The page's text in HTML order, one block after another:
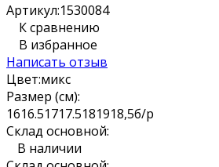
Артикул:1530084
К сравнению
В избранное
Написать отзыв
Цвет:микс
Размер (см):
1616.51717.5181918,5б/р
Склад основной:
В наличии